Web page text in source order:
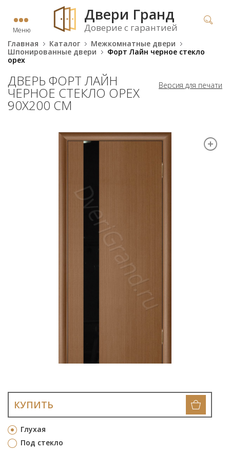
Меню
Двери Гранд
Доверие с гарантией
Главная Каталог
Межкомнатные двери
Шпонированные двери
Форт Лайн черное стекло
орех
Версия для печати
ДВЕРЬ ФОРТ ЛАЙН
ЧЕРНОЕ СТЕКЛО ОРЕХ
90Х200 СМ
Глухая
Под стекло
КУПИТЬ